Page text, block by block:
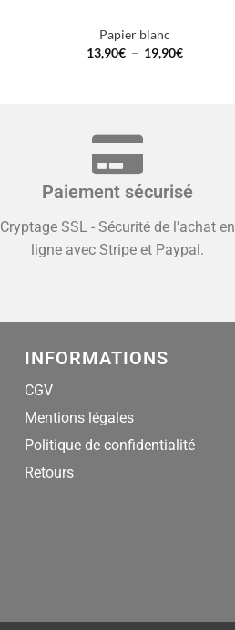
Papier blanc
13,90€ – 19,90€
Paiement sécurisé
Cryptage SSL - Sécurité de l'achat en
ligne avec Stripe et Paypal.
INFORMATIONS
CGV
Mentions légales
Politique de confidentialité
Retours